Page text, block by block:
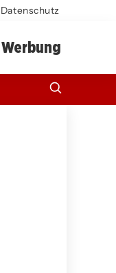
Datenschutz
Werbung